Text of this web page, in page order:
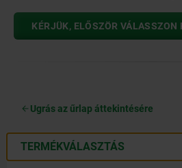
KÉRJÜK, ELŐSZÖR VÁLASSZON
Ugrás az űrlap áttekintésére
TERMÉKVÁLASZTÁS